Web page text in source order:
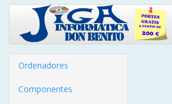
Ordenadores
Componentes